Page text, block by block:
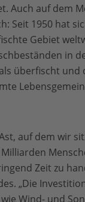
Auch auf dem
Seit 1950 hat
Gebiet
in
überfischt und
auf dem wir
Milliarden
Zeit zu
„Die
Wind- und